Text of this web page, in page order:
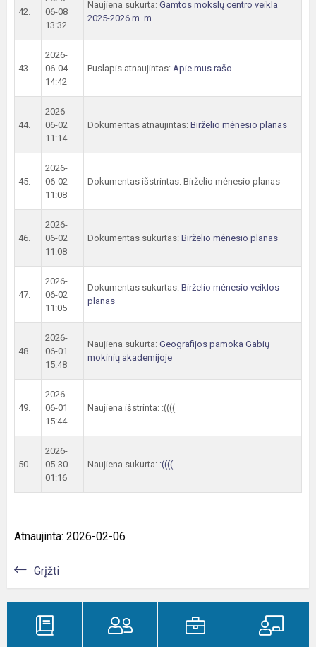
42.
06-08
13:32
Naujiena sukurta: Gamtos mokslų centro veikla
2025-2026 m. m.
43.
2026-
06-04
14:42
Puslapis atnaujintas: Apie mus rašo
44.
2026-
06-02
11:14
Dokumentas atnaujintas: Birželio mėnesio planas
45.
2026-
06-02
11:08
Dokumentas išstrintas: Birželio mėnesio planas
46.
2026-
06-02
11:08
Dokumentas sukurtas: Birželio mėnesio planas
47.
2026-
06-02
11:05
Dokumentas sukurtas: Birželio mėnesio veiklos
planas
48.
2026-
06-01
15:48
Naujiena sukurta: Geografijos pamoka Gabių
mokinių akademijoje
49.
2026-
06-01
15:44
Naujiena išstrinta: :((((
50.
2026-
05-30
01:16
Naujiena sukurta: :((((
Atnaujinta: 2026-02-06
Grįžti